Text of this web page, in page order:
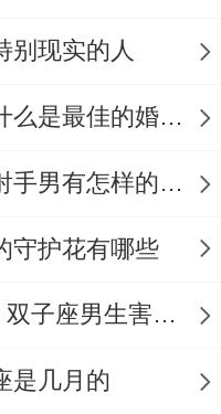
存,每月节省20
整个无意义剧
别现实的人
男女最佳婚配年龄分析 什么是最佳的婚配年龄吗
射手座的男生性格如何 射手男有怎样的性格
守护花有哪些
双子座男生害羞会怎样？双子座男生害羞的表现 双子座男生害羞会怎么样
是几月的